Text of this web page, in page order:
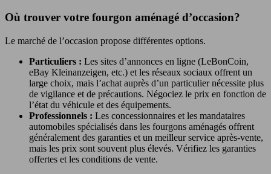
Où trouver votre fourgon aménagé d’occasion?
Le marché de l’occasion propose différentes options.
Particuliers : Les sites d’annonces en ligne (LeBonCoin,
eBay Kleinanzeigen, etc.) et les réseaux sociaux offrent un
large choix, mais l’achat auprès d’un particulier nécessite plus
de vigilance et de précautions. Négociez le prix en fonction de
l’état du véhicule et des équipements.
Professionnels : Les concessionnaires et les mandataires
automobiles spécialisés dans les fourgons aménagés offrent
généralement des garanties et un meilleur service après-vente,
mais les prix sont souvent plus élevés. Vérifiez les garanties
offertes et les conditions de vente.